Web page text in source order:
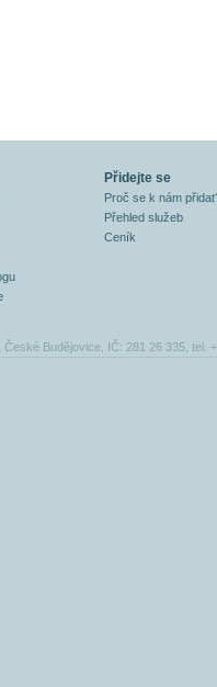
Přidejte se
Proč se k nám
Přehled služeb
Ceník
Budějovice, IČ: 281 26 335, tel.